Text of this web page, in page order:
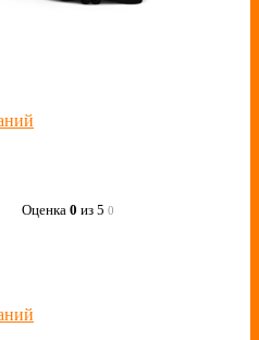
Оценка 0 из 5 0